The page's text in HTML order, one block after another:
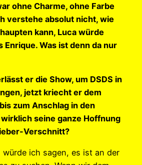
ohne Charme, ohne Farbe
verstehe absolut nicht, wie
kann, Luca würde
Enrique. Was ist denn da nur
er die Show, um DSDS in
jetzt kriecht er dem
zum Anschlag in den
seine ganze Hoffnung
Verschnitt?
würde ich sagen, es ist an der